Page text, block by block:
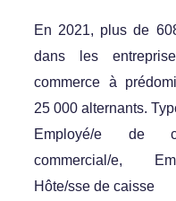
En 2021, plus de
dans les
commerce à
25 000 alternants.
Employé/e de
commercial/e,
Hôte/sse de caisse